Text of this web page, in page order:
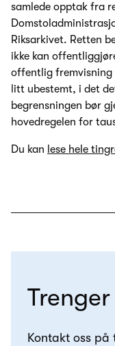
samlede opptak fra
Riksarkivet. Retten
ikke kan
offentlig
litt ubestemt, i det
begrensningen bør
hovedregelen for
Du kan lese hele
Kontakt oss på